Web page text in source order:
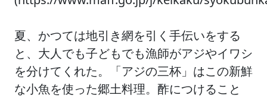
夏、かつては地引き網を引く手伝いをする
と、大人でも子どもでも漁師がアジやイワシ
を分けてくれた。「アジの三杯」はこの新鮮
な小魚を使った郷土料理。酢につけること